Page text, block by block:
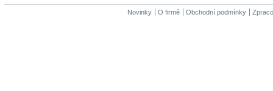
Novinky O firmě Obchodní podmínky